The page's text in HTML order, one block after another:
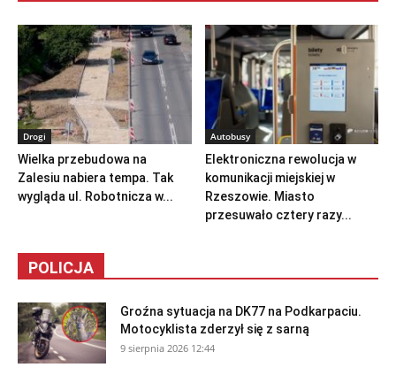
Drogi
Wielka przebudowa na
Zalesiu nabiera tempa. Tak
wygląda ul. Robotnicza w...
Autobusy
Elektroniczna rewolucja w
komunikacji miejskiej w
Rzeszowie. Miasto
przesuwało cztery razy...
POLICJA
Groźna sytuacja na DK77 na Podkarpaciu.
Motocyklista zderzył się z sarną
9 sierpnia 2026 12:44